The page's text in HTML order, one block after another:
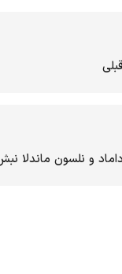
و نلسون ماندلا